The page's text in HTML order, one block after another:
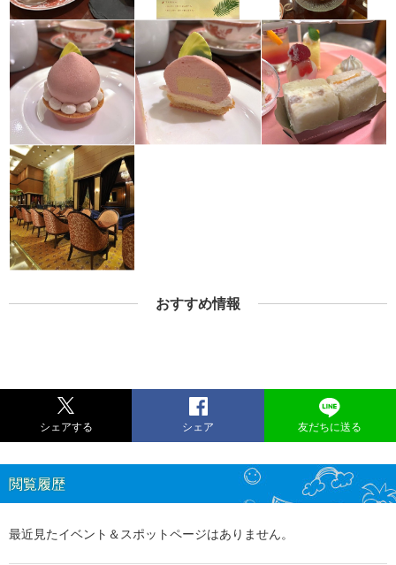
おすすめ情報
シェアする シェア 友だちに送る
閲覧履歴
最近見たイベント＆スポットページはありません。